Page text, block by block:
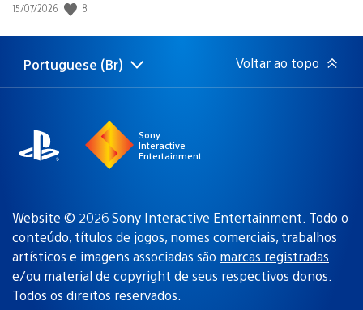
Data
publicação:
15/07/2026 8
Selecione
uma
Região
atual:
Portuguese (Br) Voltar ao topo
Sony
Interactive
Entertainment
Website © 2026 Sony Interactive Entertainment. Todo o
conteúdo, títulos de jogos, nomes comerciais, trabalhos
artísticos e imagens associadas são marcas registradas
e/ou material de copyright de seus respectivos donos.
Todos os direitos reservados.